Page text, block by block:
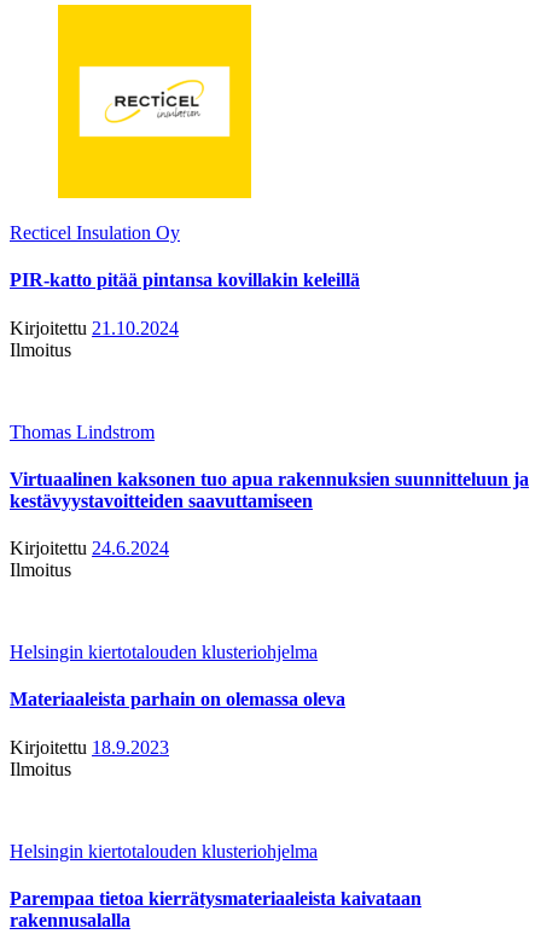
Recticel Insulation Oy
PIR-katto pitää pintansa kovillakin keleillä
Kirjoitettu 21.10.2024
Ilmoitus
Thomas Lindstrom
Virtuaalinen kaksonen tuo apua rakennuksien suunnitteluun ja
kestävyystavoitteiden saavuttamiseen
Kirjoitettu 24.6.2024
Ilmoitus
Helsingin kiertotalouden klusteriohjelma
Materiaaleista parhain on olemassa oleva
Kirjoitettu 18.9.2023
Ilmoitus
Helsingin kiertotalouden klusteriohjelma
Parempaa tietoa kierrätysmateriaaleista kaivataan
rakennusalalla